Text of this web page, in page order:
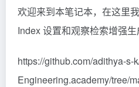
欢迎来到本笔记本，在这里
Index 设置和观察检索增强生
https://github.com/adithya-s-
Engineering.academy/tree/